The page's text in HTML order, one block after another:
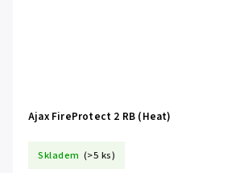
Ajax FireProtect 2 RB (Heat)
Skladem (>5 ks)